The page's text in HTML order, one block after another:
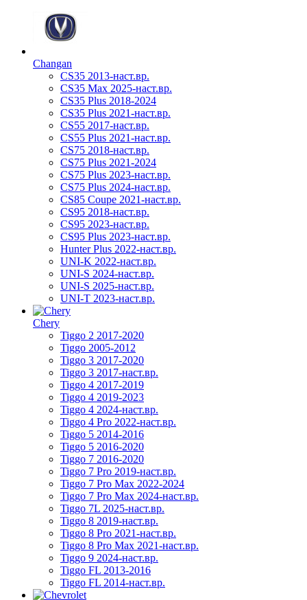
Changan
CS35 2013-наст.вр.
CS35 Max 2025-наст.вр.
CS35 Plus 2018-2024
CS35 Plus 2021-наст.вр.
CS55 2017-наст.вр.
CS55 Plus 2021-наст.вр.
CS75 2018-наст.вр.
CS75 Plus 2021-2024
CS75 Plus 2023-наст.вр.
CS75 Plus 2024-наст.вр.
CS85 Coupe 2021-наст.вр.
CS95 2018-наст.вр.
CS95 2023-наст.вр.
CS95 Plus 2023-наст.вр.
Hunter Plus 2022-наст.вр.
UNI-K 2022-наст.вр.
UNI-S 2024-наст.вр.
UNI-S 2025-наст.вр.
UNI-T 2023-наст.вр.
Chery
Tiggo 2 2017-2020
Tiggo 2005-2012
Tiggo 3 2017-2020
Tiggo 3 2017-наст.вр.
Tiggo 4 2017-2019
Tiggo 4 2019-2023
Tiggo 4 2024-наст.вр.
Tiggo 4 Pro 2022-наст.вр.
Tiggo 5 2014-2016
Tiggo 5 2016-2020
Tiggo 7 2016-2020
Tiggo 7 Pro 2019-наст.вр.
Tiggo 7 Pro Max 2022-2024
Tiggo 7 Pro Max 2024-наст.вр.
Tiggo 7L 2025-наст.вр.
Tiggo 8 2019-наст.вр.
Tiggo 8 Pro 2021-наст.вр.
Tiggo 8 Pro Max 2021-наст.вр.
Tiggo 9 2024-наст.вр.
Tiggo FL 2013-2016
Tiggo FL 2014-наст.вр.